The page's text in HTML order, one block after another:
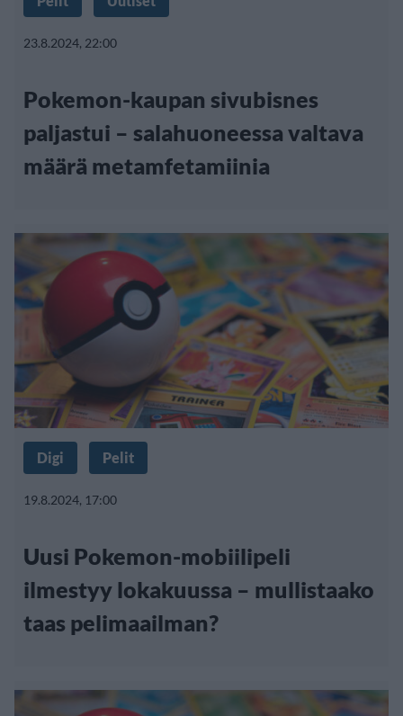
23.8.2024, 22:00
Pokemon-kaupan sivubisnes
paljastui – salahuoneessa valtava
määrä metamfetamiinia
Digi Pelit
19.8.2024, 17:00
Uusi Pokemon-mobiilipeli
ilmestyy lokakuussa – mullistaako
taas pelimaailman?